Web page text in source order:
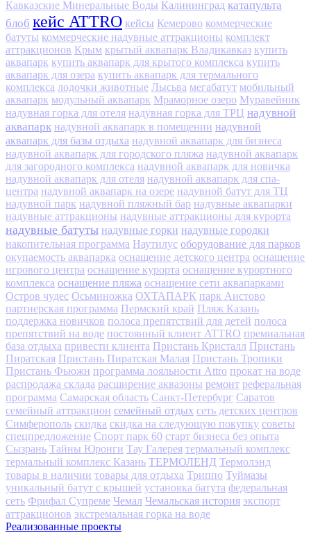
Кавказские Минеральные Воды Калининград катапульта
блоб кейс ATTRO кейсы Кемерово коммерческие
батуты коммерческие надувные аттракционы комплект
аттракционов Крым крытый аквапарк Владикавказ купить
аквапарк купить аквапарк для крытого комплекса купить
аквапарк для озера купить аквапарк для термального
комплекса лодочки животные Лысьва мегабатут мобильный
аквапарк модульный аквапарк Мраморное озеро Муравейник
надувная горка для отеля надувная горка для ТРЦ надувной
аквапарк надувной аквапарк в помещении надувной
аквапарк для базы отдыха надувной аквапарк для бизнеса
надувной аквапарк для городского пляжа надувной аквапарк
для загородного комплекса надувной аквапарк для новичка
надувной аквапарк для отеля надувной аквапарк для спа-
центра надувной аквапарк на озере надувной батут для ТЦ
надувной парк надувной пляжный бар надувные аквапарки
надувные аттракционы надувные аттракционы для курорта
надувные батуты надувные горки надувные городки
накопительная программа Наутилус оборудование для парков
окупаемость аквапарка оснащение детского центра оснащение
игрового центра оснащение курорта оснащение курортного
комплекса оснащение пляжа оснащение сети аквапарками
Остров чудес Осьминожка ОХТАПАРК парк Аистово
партнерская программа Пермский край Пляж Казань
поддержка новичков полоса препятствий для детей полоса
препятствий на воде постоянный клиент ATTRO премиальная
база отдыха привести клиента Пристань Кристалл Пристань
Пиратская Пристань Пиратская Малая Пристань Тропики
Пристань Фьюжн программа лояльности Attro прокат на воде
распродажа склада расширение аквазоны ремонт реферальная
программа Самарская область Санкт-Петербург Саратов
семейный аттракцион семейный отдых сеть детских центров
Симферополь скидка скидка на следующую покупку советы
спецпредложение Спорт парк 60 старт бизнеса без опыта
Сызрань Тайны Юронги Тау Галерея термальный комплекс
термальный комплекс Казань ТЕРМОЛЕНД Термолэнд
товары в наличии товары для отдыха Триппо Туймазы
уникальный батут с крышей установка батута федеральная
сеть Фрифал Супреме Чемал Чемальская история экспорт
аттракционов экстремальная горка на воде
Реализованные проекты